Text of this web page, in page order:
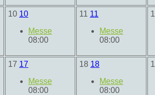
10 10
Messe
08:00
11 11
Messe
08:00
17 17
Messe
08:00
18 18
Messe
08:00